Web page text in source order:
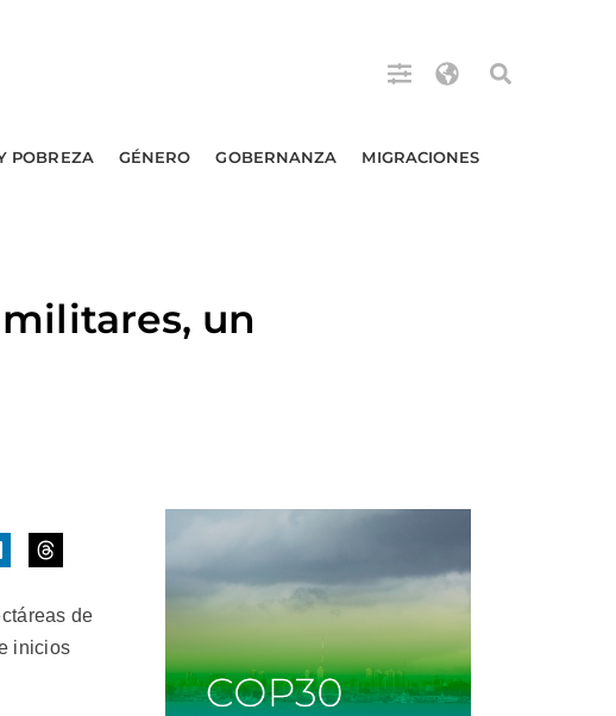
POBREZA GÉNERO GOBERNANZA MIGRACIONES
un
de
inicios